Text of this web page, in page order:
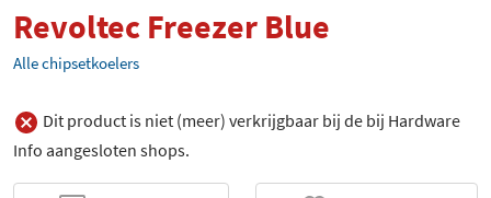
Revoltec Freezer Blue
Alle chipsetkoelers
Dit product is niet (meer) verkrijgbaar bij de bij Hardware
Info aangesloten shops.